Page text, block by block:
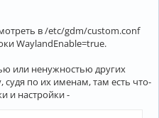
в /etc/gdm/custom.conf
WaylandEnable=true.
или ненужностью других
судя по их именам, там есть что-
и настройки -